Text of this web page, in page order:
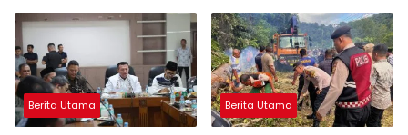
Berita Utama Berita Utama